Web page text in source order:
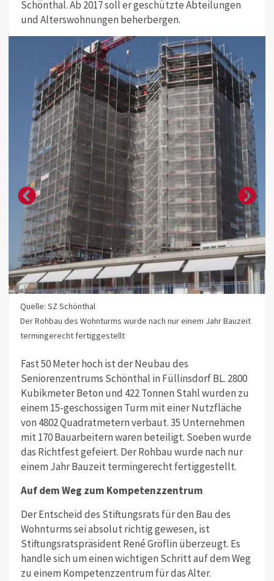
Schönthal. Ab 2017 soll er geschützte Abteilungen
und Alterswohnungen beherbergen.
Quelle: SZ Schönthal
Der Rohbau des Wohnturms wurde nach nur einem Jahr Bauzeit
termingerecht fertiggestellt
Fast 50 Meter hoch ist der Neubau des
Seniorenzentrums Schönthal in Füllinsdorf BL. 2800
Kubikmeter Beton und 422 Tonnen Stahl wurden zu
einem 15-geschossigen Turm mit einer Nutzfläche
von 4802 Quadratmetern verbaut. 35 Unternehmen
mit 170 Bauarbeitern waren beteiligt. Soeben wurde
das Richtfest gefeiert. Der Rohbau wurde nach nur
einem Jahr Bauzeit termingerecht fertiggestellt.
Auf dem Weg zum Kompetenzzentrum
Der Entscheid des Stiftungsrats für den Bau des
Wohnturms sei absolut richtig gewesen, ist
Stiftungsratspräsident René Gröflin überzeugt. Es
handle sich um einen wichtigen Schritt auf dem Weg
zu einem Kompetenzzentrum für das Alter.